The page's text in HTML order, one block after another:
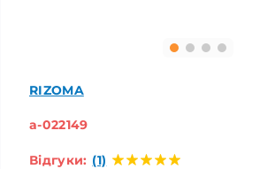
RIZOMA
a-022149
Відгуки: (1)